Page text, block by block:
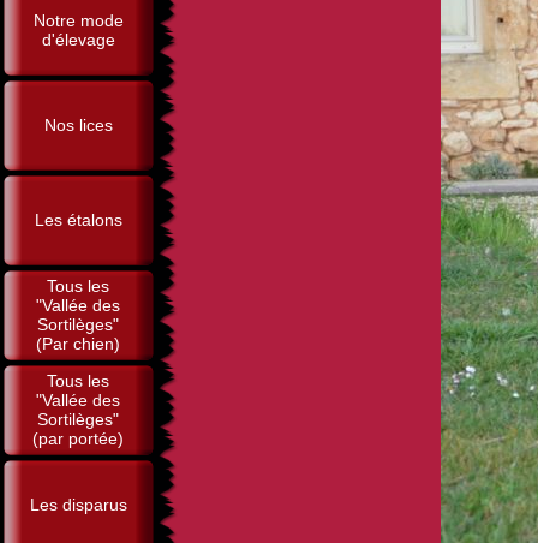
Notre mode
d'élevage
Nos lices
Les étalons
Tous les
"Vallée des
Sortilèges"
(Par chien)
Tous les
"Vallée des
Sortilèges"
(par portée)
Les disparus